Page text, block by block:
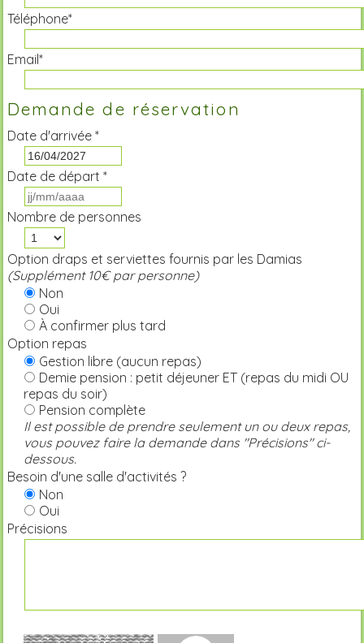
Téléphone*
Email*
Demande de réservation
Date d'arrivée *
Date de départ *
Nombre de personnes
Option draps et serviettes fournis par les Damias
(Supplément 10€ par personne)
Non
Oui
À confirmer plus tard
Option repas
Gestion libre (aucun repas)
Demie pension : petit déjeuner ET (repas du midi OU
repas du soir)
Pension complète
Il est possible de prendre seulement un ou deux repas,
vous pouvez faire la demande dans "Précisions" ci-
dessous.
Besoin d'une salle d'activités ?
Non
Oui
Précisions